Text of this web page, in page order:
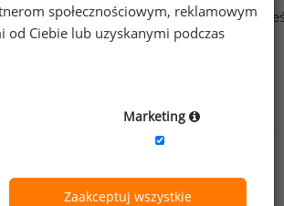
Oświadczam, że zapoznałem się z
społecznościowym, reklamowym
Ciebie lub uzyskanymi podczas
Marketing
Zaakceptuj wszystkie